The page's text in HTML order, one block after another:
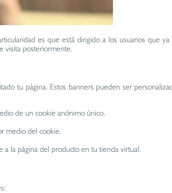
es que está dirigido a los usuarios que
visita posteriormente.
tu página. Estos banners pueden ser
de un cookie anónimo único.
medio del cookie.
a la página del producto en tu tienda virtual.